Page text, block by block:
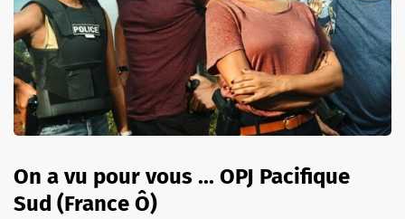
On a vu pour vous ... OPJ Pacifique
Sud (France Ô)